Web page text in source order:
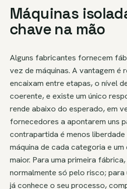
Máquinas
chave na mão
Alguns fabricantes fornecem
vez de máquinas. A vantagem é
encaixam entre etapas, o nível
coerente, e existe um único
rende abaixo do esperado, em
fornecedores a apontarem uns
contrapartida é menos
máquina de cada categoria e
maior. Para uma primeira
normalmente só pelo risco; para
já conhece o seu processo,